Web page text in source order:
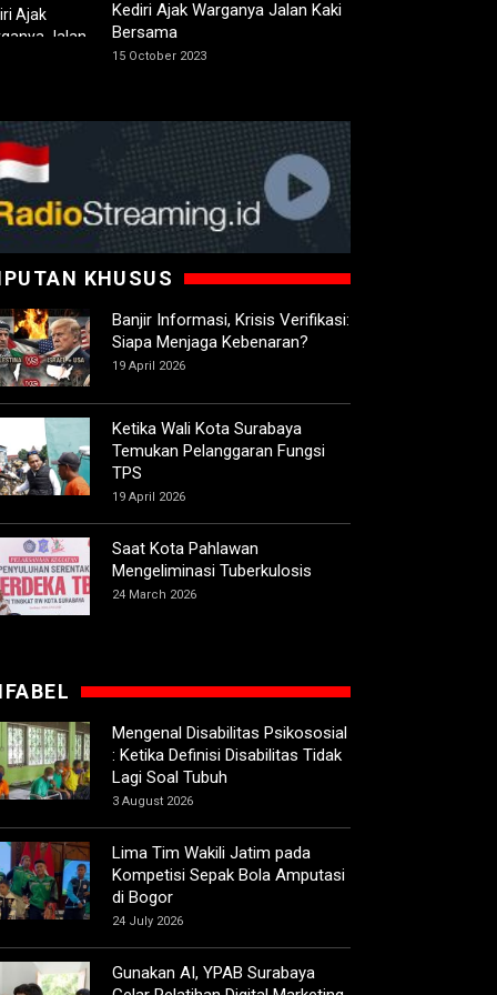
Kediri Ajak Warganya Jalan Kaki
Bersama
15 October 2023
KHUSUS
Banjir Informasi, Krisis Verifikasi:
Siapa Menjaga Kebenaran?
19 April 2026
Ketika Wali Kota Surabaya
Temukan Pelanggaran Fungsi
TPS
19 April 2026
Saat Kota Pahlawan
Mengeliminasi Tuberkulosis
24 March 2026
Mengenal Disabilitas Psikososial
: Ketika Definisi Disabilitas Tidak
Lagi Soal Tubuh
3 August 2026
Lima Tim Wakili Jatim pada
Kompetisi Sepak Bola Amputasi
di Bogor
24 July 2026
Gunakan AI, YPAB Surabaya